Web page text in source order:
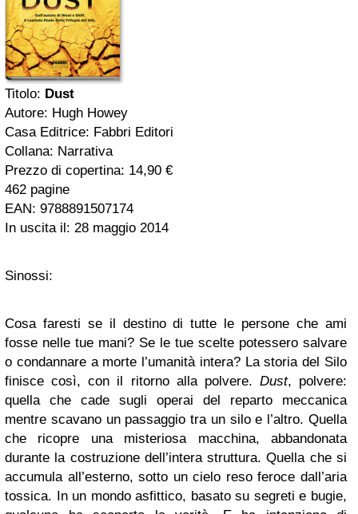
Titolo: Dust
Autore: Hugh Howey
Casa Editrice: Fabbri Editori
Collana: Narrativa
Prezzo di copertina: 14,90 €
462 pagine
EAN: 9788891507174
In uscita il: 28 maggio 2014
Sinossi:
Cosa faresti se il destino di tutte le persone che ami
fosse nelle tue mani? Se le tue scelte potessero salvare
o condannare a morte l’umanità intera? La storia del Silo
finisce così, con il ritorno alla polvere. Dust, polvere:
quella che cade sugli operai del reparto meccanica
mentre scavano un passaggio tra un silo e l’altro. Quella
che ricopre una misteriosa macchina, abbandonata
durante la costruzione dell’intera struttura. Quella che si
accumula all’esterno, sotto un cielo reso feroce dall’aria
tossica. In un mondo asfittico, basato su segreti e bugie,